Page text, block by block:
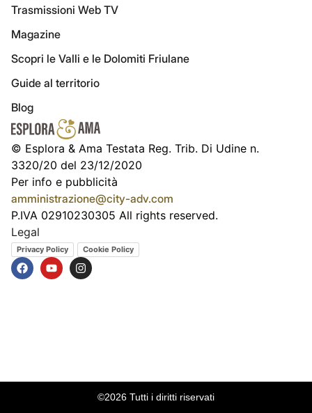
Trasmissioni Web TV
Magazine
Scopri le Valli e le Dolomiti Friulane
Guide al territorio
Blog
© Esplora & Ama Testata Reg. Trib. Di Udine n.
3320/20 del 23/12/2020
Per info e pubblicità
amministrazione@city-adv.com
P.IVA 02910230305 All rights reserved.
Legal
Privacy Policy Cookie Policy
©2026 Tutti i diritti riservati